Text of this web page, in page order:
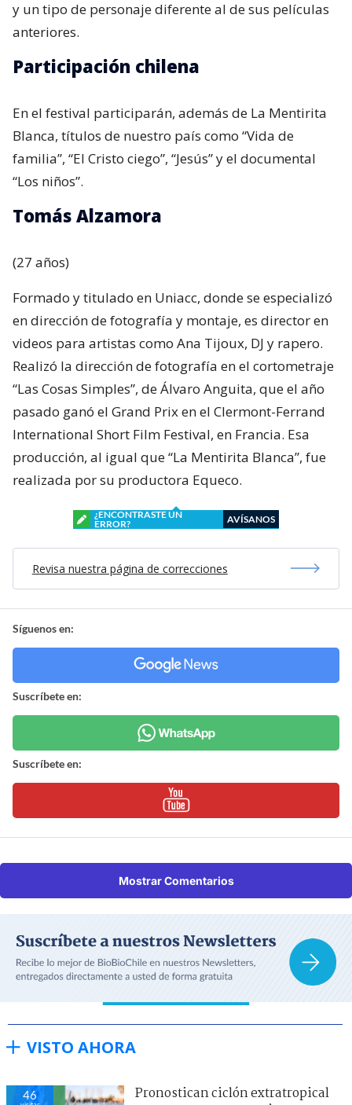
y un tipo de personaje diferente al de sus películas
anteriores.
Participación chilena
En el festival participarán, además de La Mentirita
Blanca, títulos de nuestro país como “Vida de
familia”, “El Cristo ciego”, “Jesús” y el documental
“Los niños”.
Tomás Alzamora
(27 años)
Formado y titulado en Uniacc, donde se especializó
en dirección de fotografía y montaje, es director en
videos para artistas como Ana Tijoux, DJ y rapero.
Realizó la dirección de fotografía en el cortometraje
“Las Cosas Simples”, de Álvaro Anguita, que el año
pasado ganó el Grand Prix en el Clermont-Ferrand
International Short Film Festival, en Francia. Esa
producción, al igual que “La Mentirita Blanca”, fue
realizada por su productora Equeco.
¿ENCONTRASTE UN
ERROR?
AVÍSANOS
Revisa nuestra página de correcciones
Síguenos en:
Suscríbete en:
Suscríbete en:
Mostrar Comentarios
VISTO AHORA
46
Pronostican ciclón extratropical